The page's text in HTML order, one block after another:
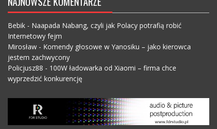
Bebik- Naapada Nabang, czyli jak Polacy potrafią robić
Internetowy fejm
Mirosław- Komendy głosowe w Yanosiku – jako kierowca
jestem zachwycony
Policjusz88 - 100W ładowarka od Xiaomi – firma chce
wyprzedzić konkurencję